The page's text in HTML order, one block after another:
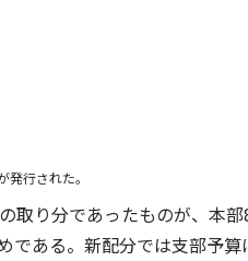
行された。
取り分であったものが、本
である。新配分では支部予算